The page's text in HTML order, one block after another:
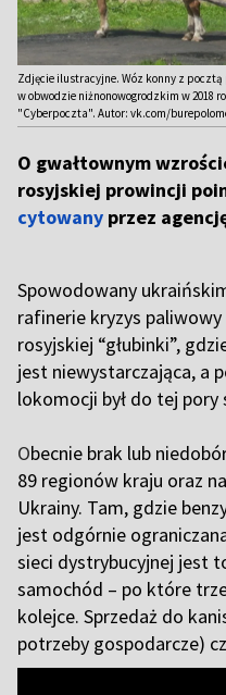
Zdjęcie ilustracyjne. Wóz konny z
w obwodzie niżnonowogrodzkim w 2018
"Cyberpoczta". Autor: vk.com/
O gwałtownym
rosyjskiej prowincji
cytowany przez
Spowodowany
rafinerie kryzys
rosyjskiej “głubinki”,
jest niewystarczająca, a
lokomocji był do tej pory
Obecnie brak lub
89 regionów kraju oraz
Ukrainy. Tam, gdzie
jest odgórnie
sieci dystrybucyjnej jest
samochód – po które
kolejce. Sprzedaż do
potrzeby gospodarcze)